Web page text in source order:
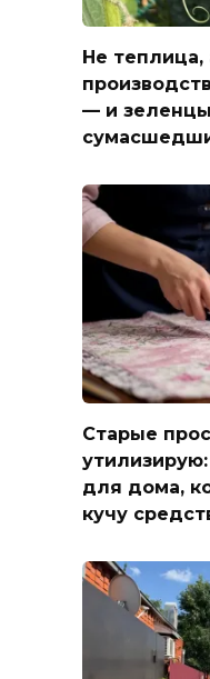
Не теплица,
— и
Старые
для дома,
кучу